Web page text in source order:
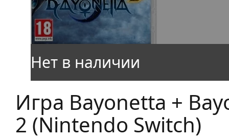
Игра Bayonetta +
2 (Nintendo Switch)